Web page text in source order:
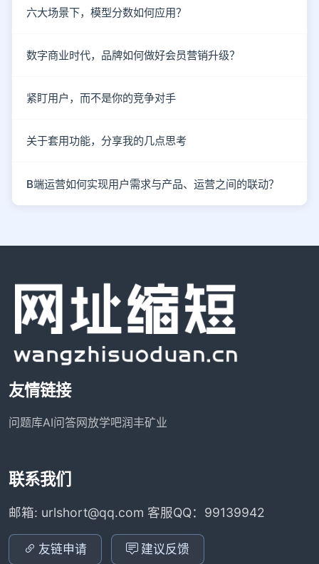
六大场景下，模型分数如何应用？
数字商业时代，品牌如何做好会员营销升级？
紧盯用户，而不是你的竞争对手
关于套用功能，分享我的几点思考
B端运营如何实现用户需求与产品、运营之间的联动？
友情链接
问题库AI问答网放学吧润丰矿业
联系我们
邮箱: urlshort@qq.com 客服QQ：99139942
友链申请 建议反馈